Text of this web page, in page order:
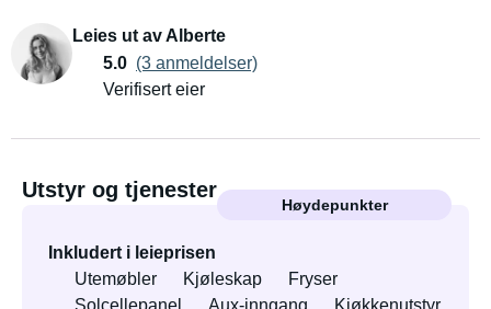
Leies ut av Alberte
5.0 (3 anmeldelser)
Verifisert eier
Utstyr og tjenester
Høydepunkter
Inkludert i leieprisen
Utemøbler
Kjøleskap
Fryser
Solcellepanel
Aux-inngang Kjøkkenutstyr